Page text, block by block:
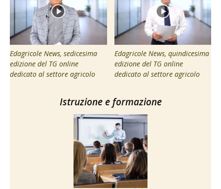
Edagricole News, sedicesima
edizione del TG online
dedicato al settore agricolo
Edagricole News, quindicesima
edizione del TG online
dedicato al settore agricolo
Istruzione e formazione